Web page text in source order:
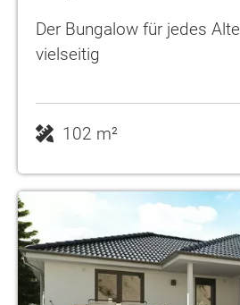
Der Bungalow für jedes
vielseitig
102 m²